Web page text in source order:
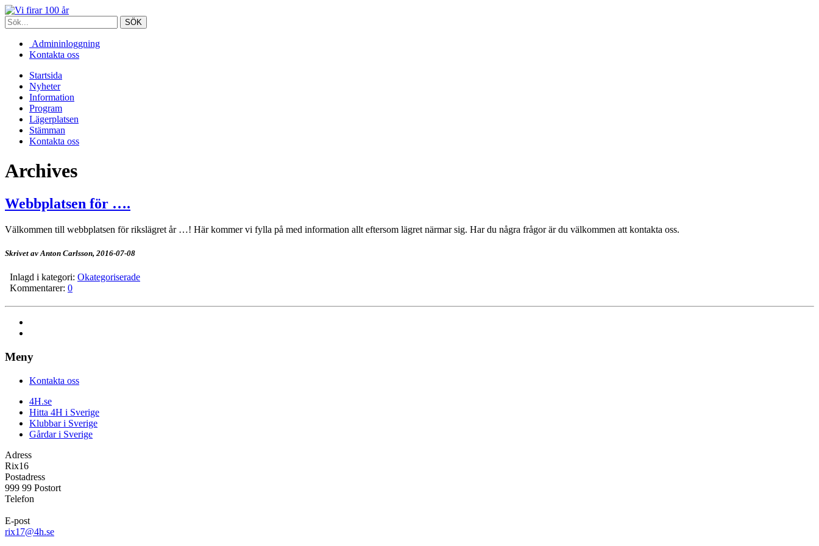
Admininloggning
Kontakta oss
Startsida
Nyheter
Information
Program
Lägerplatsen
Stämman
Kontakta oss
Archives
Webbplatsen för ….
Välkommen till webbplatsen för rikslägret år …! Här kommer vi fylla på med information allt eftersom lägret närmar sig. Har du några frågor är du välkommen att kontakta oss.
Skrivet av Anton Carlsson, 2016-07-08
Inlagd i kategori: Okategoriserade
Kommentarer: 0
Meny
Kontakta oss
4H.se
Hitta 4H i Sverige
Klubbar i Sverige
Gårdar i Sverige
Adress
Rix16
Postadress
999 99 Postort
Telefon
E-post
rix17@4h.se